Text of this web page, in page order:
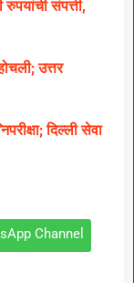
संपत्ती,
उत्तर
दिल्ली सेवा
Channel